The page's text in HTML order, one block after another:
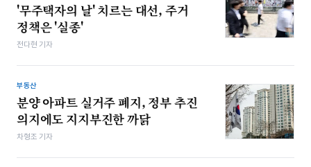
'무주택자의 날' 치르는 대선, 주거
정책은 '실종'
전다현 기자
부동산
분양 아파트 실거주 폐지, 정부 추진
의지에도 지지부진한 까닭
차형조 기자